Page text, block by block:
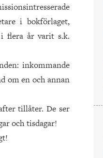
i bokförlaget,
i flera år varit s.k.
inkommande
om en och annan
tillåter. De ser
och tisdagar!